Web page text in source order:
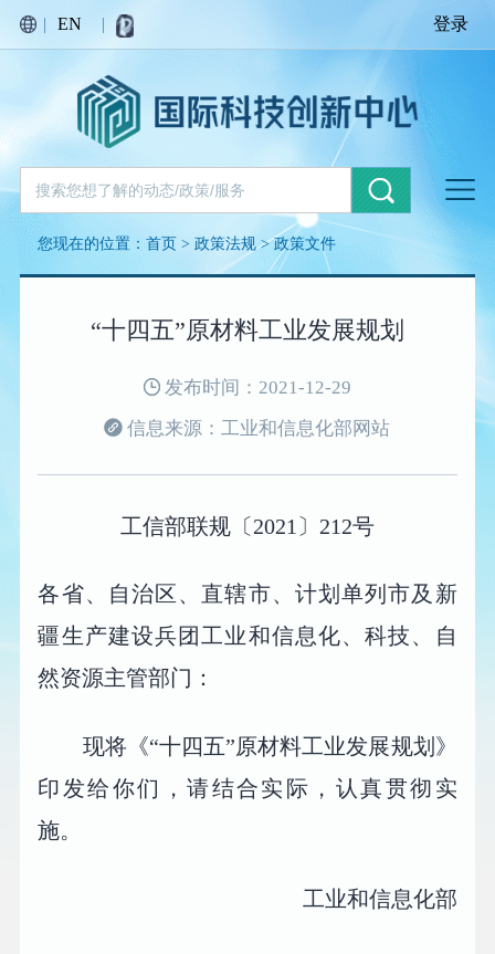
| EN | 登录
您现在的位置：首页 >政策法规>政策文件
“十四五”原材料工业发展规划
发布时间：2021-12-29
信息来源：工业和信息化部网站
工信部联规〔2021〕212号
各省、自治区、直辖市、计划单列市及新
疆生产建设兵团工业和信息化、科技、自
然资源主管部门：
现将《“十四五”原材料工业发展规划》
印发给你们，请结合实际，认真贯彻实
施。
工业和信息化部